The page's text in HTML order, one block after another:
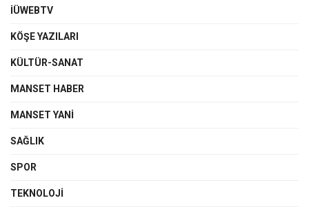
İÜWEBTV
KÖŞE YAZILARI
KÜLTÜR-SANAT
MANSET HABER
MANSET YANI
SAĞLIK
SPOR
TEKNOLOJI